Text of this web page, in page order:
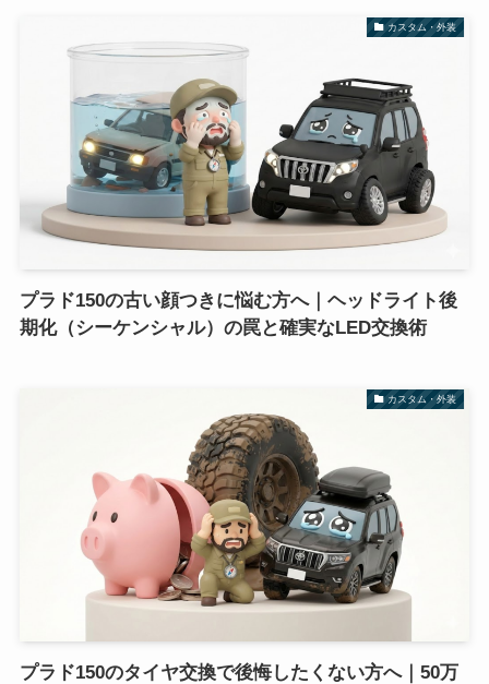
カスタム・外装
プラド150の古い顔つきに悩む方へ｜ヘッドライト後
期化（シーケンシャル）の罠と確実なLED交換術
カスタム・外装
プラド150のタイヤ交換で後悔したくない方へ｜50万